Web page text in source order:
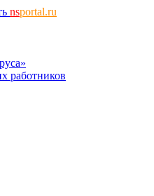
nsportal.ru
работников